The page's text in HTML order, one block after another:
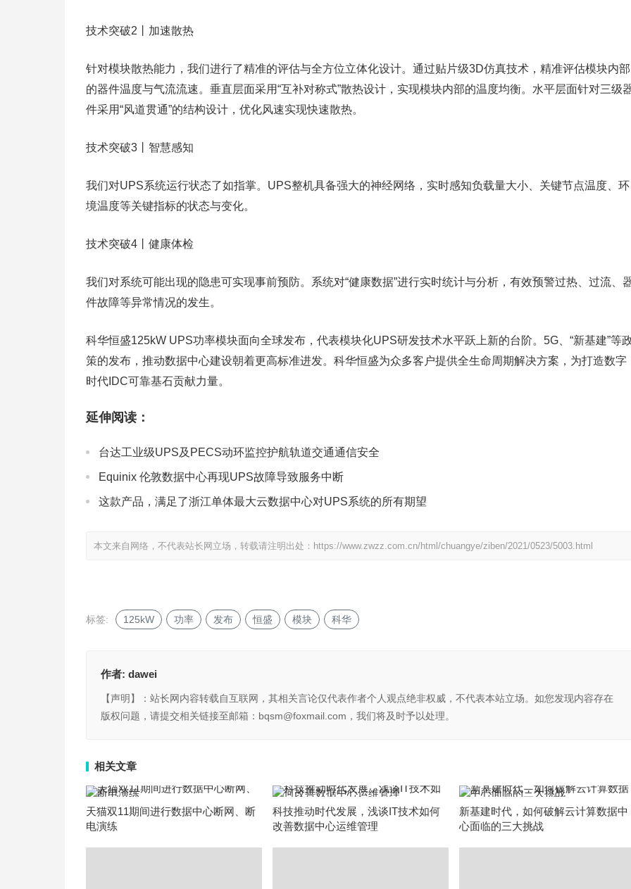
技术突破2丨加速散热
针对模块散热能力，我们进行了精准的评估与全方位立体化设计。通过贴片级3D仿真技术，精准评估模块内部
的器件温度与气流流速。垂直层面采用“互补对称式”散热设计，实现模块内部的温度均衡。水平层面针对三级
件采用“风道贯通”的结构设计，优化风速实现快速散热。
技术突破3丨智慧感知
我们对UPS系统运行状态了如指掌。UPS整机具备强大的神经网络，实时感知负载量大小、关键节点温度、环
境温度等关键指标的状态与变化。
技术突破4丨健康体检
我们对系统可能出现的隐患可实现事前预防。系统对“健康数据”进行实时统计与分析，有效预警过热、过流、
件故障等异常情况的发生。
科华恒盛125kW UPS功率模块面向全球发布，代表模块化UPS研发技术水平跃上新的台阶。5G、“新基建”等
策的发布，推动数据中心建设朝着更高标准进发。科华恒盛为众多客户提供全生命周期解决方案，为打造数字
时代IDC可靠基石贡献力量。
延伸阅读：
台达工业级UPS及PECS动环监控护航轨道交通通信安全
Equinix 伦敦数据中心再现UPS故障导致服务中断
这款产品，满足了浙江单体最大云数据中心对UPS系统的所有期望
本文来自网络，不代表站长网立场，转载请注明出处： https://www.zwzz.com.cn/html/chuangye/ziben/2021/0523/5003.html
标签: 125kW 功率 发布 恒盛 模块 科华
作者: dawei
【声明】：站长网内容转载自互联网，其相关言论仅代表作者个人观点绝非权威，不代表本站立场。如您发现内容存在
版权问题，请提交相关链接至邮箱：bqsm@foxmail.com，我们将及时予以处理。
相关文章
天猫双11期间进行数据中心断网、断
电演练
科技推动时代发展，浅谈IT技术如何
改善数据中心运维管理
新基建时代，如何破解云计算数据中
心面临的三大挑战